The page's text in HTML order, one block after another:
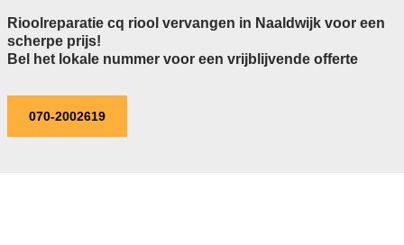
Rioolreparatie cq riool vervangen in Naaldwijk voor een
scherpe prijs!
Bel het lokale nummer voor een vrijblijvende offerte
070-2002619